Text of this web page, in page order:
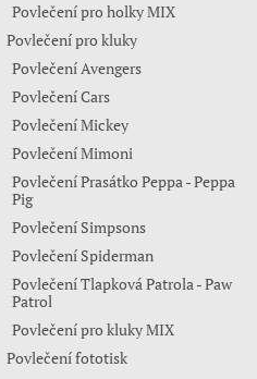
Povlečení pro holky MIX
Povlečení pro kluky
Povlečení Avengers
Povlečení Cars
Povlečení Mickey
Povlečení Mimoni
Povlečení Prasátko Peppa - Peppa
Pig
Povlečení Simpsons
Povlečení Spiderman
Povlečení Tlapková Patrola - Paw
Patrol
Povlečení pro kluky MIX
Povlečení fototisk